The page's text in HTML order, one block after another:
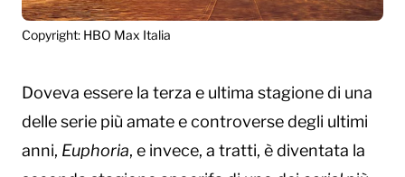
Copyright: HBO Max Italia
Doveva essere la terza e ultima stagione di una
delle serie più amate e controverse degli ultimi
anni, Euphoria, e invece, a tratti, è diventata la